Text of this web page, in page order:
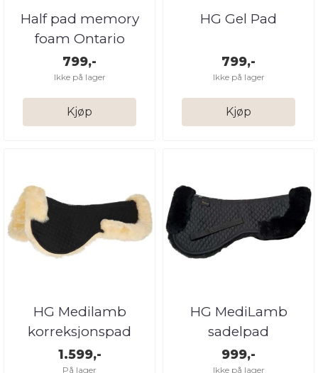
Half pad memory
foam Ontario
799,-
Ikke på lager
Kjøp
HG Gel Pad
799,-
Ikke på lager
Kjøp
HG Medilamb
korreksjonspad
1.599,-
På lager
HG MediLamb
sadelpad
999,-
Ikke på lager